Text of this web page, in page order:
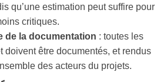
qu’une estimation peut suffire pour
critiques.
de la documentation : toutes les
doivent être documentés, et rendus
des acteurs du projets.